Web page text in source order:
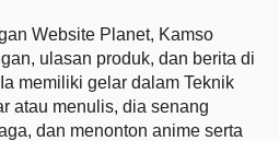
Website Planet, Kamso
ulasan produk, dan berita di
memiliki gelar dalam Teknik
atau menulis, dia senang
dan menonton anime serta